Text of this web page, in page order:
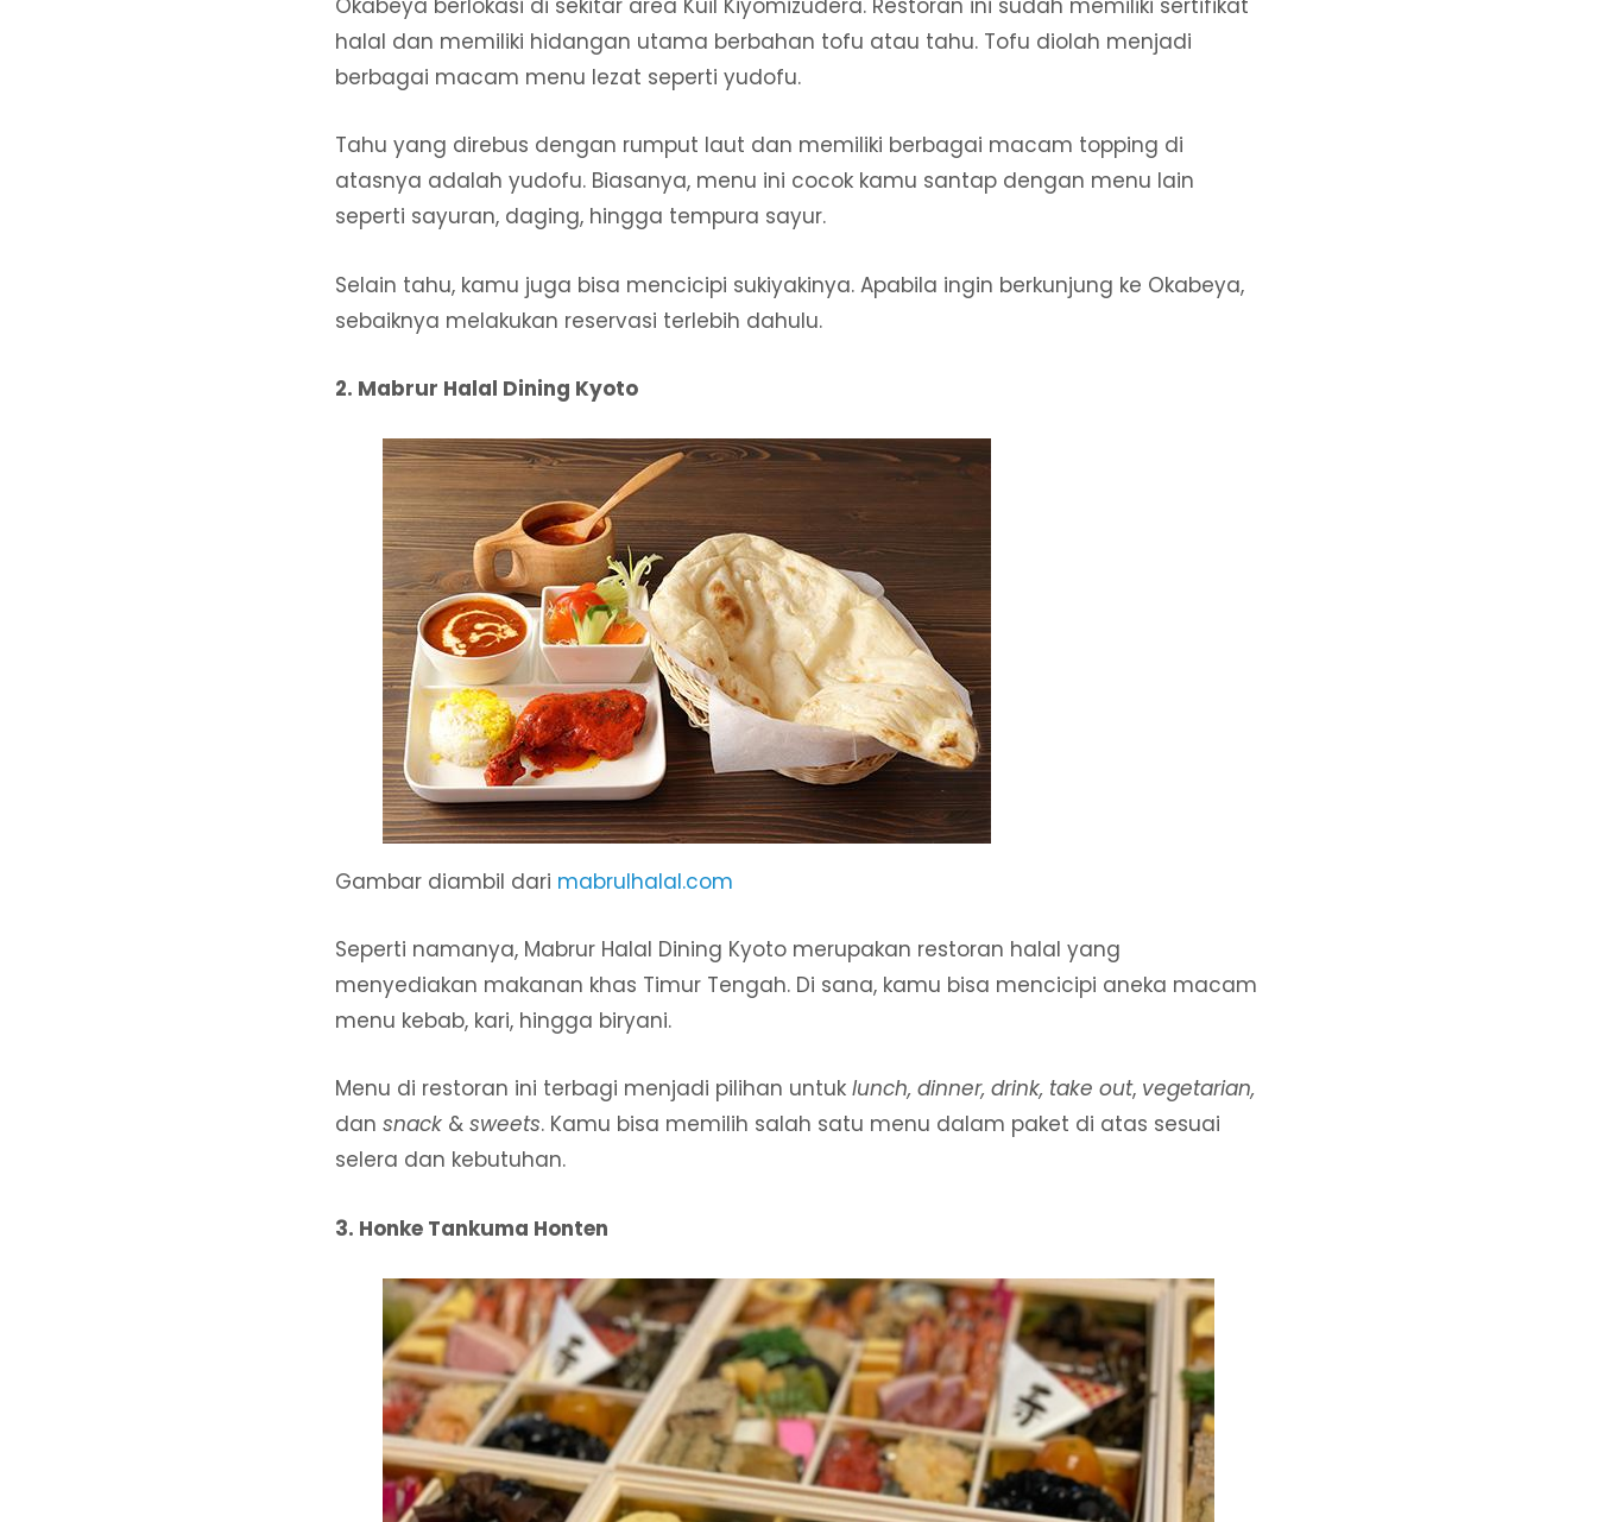
Okabeya berlokasi di sekitar area Kuil Kiyomizudera. Restoran ini sudah memiliki sertifikat
halal dan memiliki hidangan utama berbahan tofu atau tahu. Tofu diolah menjadi
berbagai macam menu lezat seperti yudofu.
Tahu yang direbus dengan rumput laut dan memiliki berbagai macam topping di
atasnya adalah yudofu. Biasanya, menu ini cocok kamu santap dengan menu lain
seperti sayuran, daging, hingga tempura sayur.
Selain tahu, kamu juga bisa mencicipi sukiyakinya. Apabila ingin berkunjung ke Okabeya,
sebaiknya melakukan reservasi terlebih dahulu.
2. Mabrur Halal Dining Kyoto
Gambar diambil dari mabrulhalal.com
Seperti namanya, Mabrur Halal Dining Kyoto merupakan restoran halal yang
menyediakan makanan khas Timur Tengah. Di sana, kamu bisa mencicipi aneka macam
menu kebab, kari, hingga biryani.
Menu di restoran ini terbagi menjadi pilihan untuk lunch, dinner, drink, take out, vegetarian,
dan snack & sweets. Kamu bisa memilih salah satu menu dalam paket di atas sesuai
selera dan kebutuhan.
3. Honke Tankuma Honten